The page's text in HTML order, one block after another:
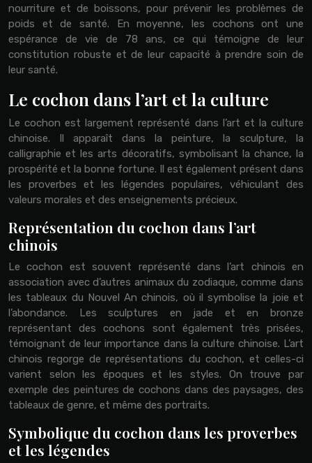
nourriture et de boissons, pour prévenir les problèmes de
poids et de santé. En moyenne, les cochons ont une
espérance de vie de 78 ans, ce qui témoigne de leur
constitution robuste et de leur capacité à prendre soin de
leur santé.
Le cochon dans l’art et la culture
Le cochon est largement représenté dans l’art et la culture
chinoise. Il apparaît dans la peinture, la sculpture, la
calligraphie et les arts décoratifs, symbolisant la chance, la
prospérité et la bonne fortune. Il est également présent dans
les proverbes et les légendes populaires, véhiculant des
valeurs morales et des enseignements précieux.
Représentation du cochon dans l’art
chinois
Le cochon est souvent représenté dans l’art chinois en
association avec d’autres animaux du zodiaque, comme dans
les tableaux du Nouvel An chinois, où il symbolise la joie et
l’abondance. Les sculptures en jade et en bronze
représentant des cochons sont également très prisées,
témoignant de leur importance dans la culture chinoise. L’art
chinois regorge de représentations du cochon, et celles-ci
varient selon les époques et les styles. On trouve par
exemple des peintures de cochons dans des paysages, des
tableaux de genre, et même des portraits.
Symbolique du cochon dans les proverbes
et les légendes